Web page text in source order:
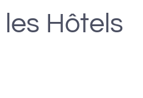
Hôtels